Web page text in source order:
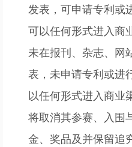
发表，可申请专利或
可以任何形式进入商
未在报刊、杂志、网
表，未申请专利或进
以任何形式进入商业
将取消其参赛、入围
金、奖品及并保留追